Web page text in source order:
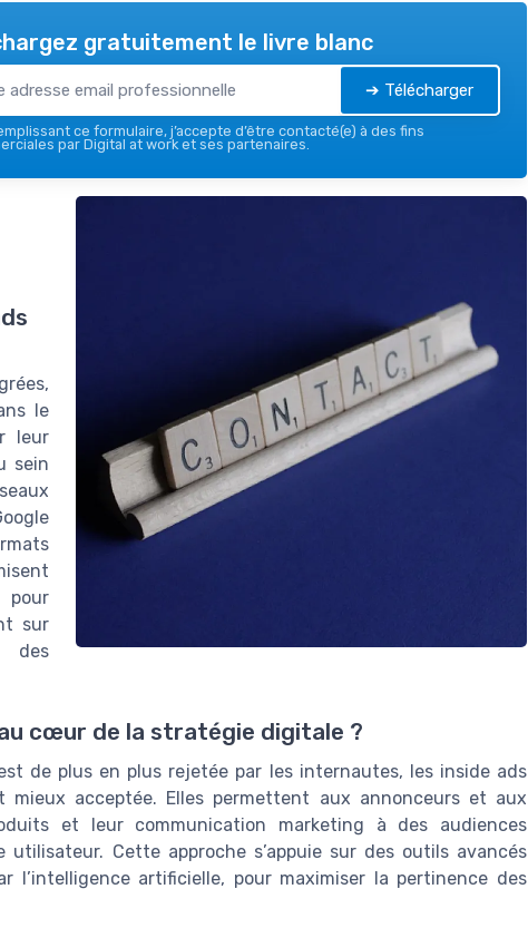
gratuitement le livre blanc
➔ Télécharger
ce formulaire, j’accepte d’être contacté(e) à des fins
par Digital at work et ses partenaires.
le
leur
sein
pour
sur
des
cœur de la stratégie digitale ?
de plus en plus rejetée par les internautes, les inside ads
acceptée. Elles permettent aux annonceurs et aux
et leur communication marketing à des audiences
utilisateur. Cette approche s’appuie sur des outils avancés
l’intelligence artificielle, pour maximiser la pertinence des